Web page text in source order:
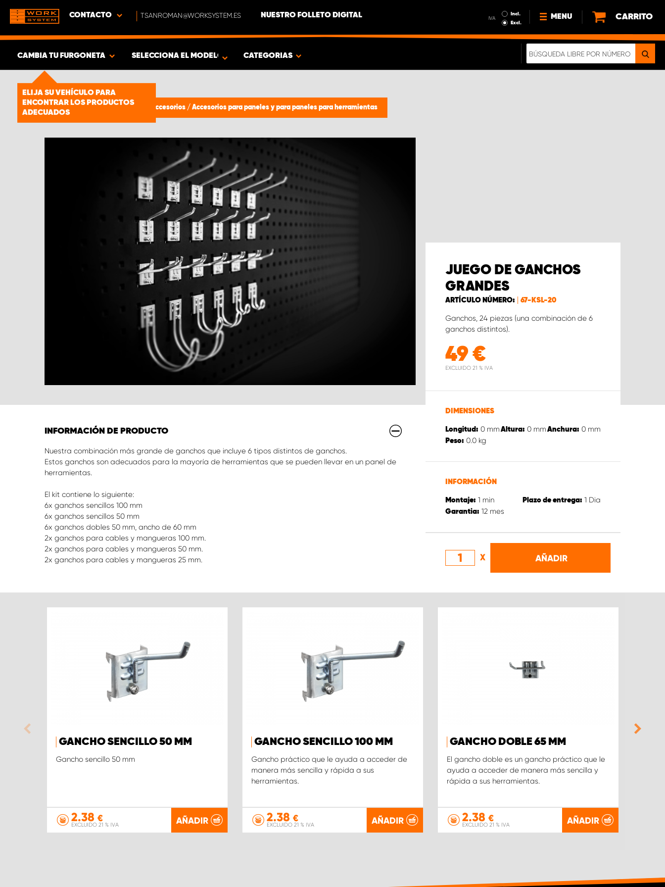
CONTACTO TSANROMAN@WORKSYSTEM.ES NUESTRO FOLLETO DIGITAL IVA
Incl.
Excl.
MENU
NOTICIAS
CARRITO
CAMBIA TU FURGONETA
ELIJA SU VEHÍCULO PARA
ENCONTRAR LOS PRODUCTOS
ADECUADOS
MOSTRAR RESULTADOS -
PRODUCTOS
SELECCIONA EL MODELO CATEGORIAS
Estanterías para furgonetas Accesorios / Accesorios para paneles y para paneles para herramientas
JUEGO DE GANCHOS
GRANDES
ARTÍCULO NÚMERO: 67-KSL-20
Ganchos, 24 piezas (una combinación de 6
ganchos distintos).
49 €
EXCLUIDO 21 % IVA
DIMENSIONES
Longitud: 0 mm Altura: 0 mm Anchura: 0 mm
Peso: 0.0 kg
INFORMACIÓN
Montaje: 1 min Plazo de entrega: 1 Dia
Garantia: 12 mes
X AÑADIR
INFORMACIÓN DE PRODUCTO
Nuestra combinación más grande de ganchos que incluye 6 tipos distintos de ganchos.
Estos ganchos son adecuados para la mayoría de herramientas que se pueden llevar en un panel de
herramientas.
El kit contiene lo siguiente:
6x ganchos sencillos 100 mm
6x ganchos sencillos 50 mm
6x ganchos dobles 50 mm, ancho de 60 mm
2x ganchos para cables y mangueras 100 mm.
2x ganchos para cables y mangueras 50 mm.
2x ganchos para cables y mangueras 25 mm.
GANCHO SENCILLO 50 MM
Gancho sencillo 50 mm
2.38 €
EXCLUIDO 21 % IVA AÑADIR
GANCHO SENCILLO 100 MM
Gancho práctico que le ayuda a acceder de
manera más sencilla y rápida a sus
herramientas.
2.38 €
EXCLUIDO 21 % IVA AÑADIR
GANCHO DOBLE 65 MM
El gancho doble es un gancho práctico que le
ayuda a acceder de manera más sencilla y
rápida a sus herramientas.
2.38 €
EXCLUIDO 21 % IVA AÑADIR